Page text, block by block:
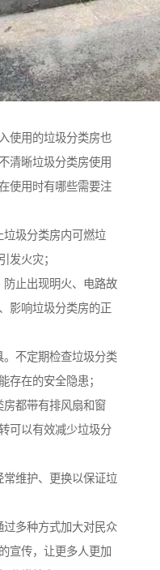
使用的垃圾分类房也
清晰垃圾分类房使用
使用时有哪些需要注
垃圾分类房内可燃垃
发火灾；
止出现明火、电路故
影响垃圾分类房的正
不定期检查垃圾分类
存在的安全隐患；
都带有排风扇和窗
可以有效减少垃圾分
维护、更换以保证垃
多种方式加大对民众
宣传，让更多人更加